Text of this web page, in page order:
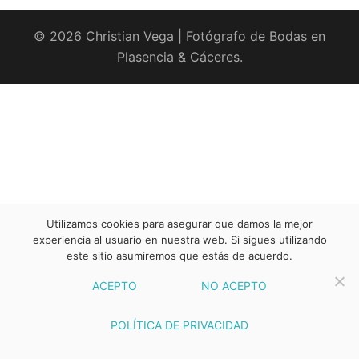
© 2026 Christian Vega | Fotógrafo de Bodas en
Plasencia & Cáceres.
Utilizamos cookies para asegurar que damos la mejor
experiencia al usuario en nuestra web. Si sigues utilizando
este sitio asumiremos que estás de acuerdo.
ACEPTO NO ACEPTO
POLÍTICA DE PRIVACIDAD